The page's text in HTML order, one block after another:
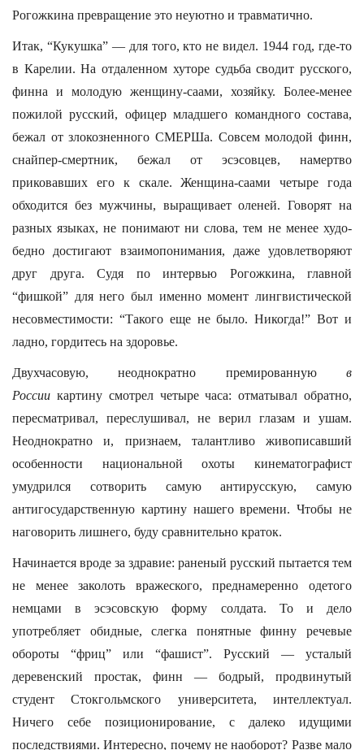
Рогожкина превращение это неуютно и травматично.
Итак, “Кукушка” — для того, кто не видел. 1944 год, где-то
в Карелии. На отдаленном хуторе судьба сводит русского,
финна и молодую женщину-саами, хозяйку. Более-менее
пожилой русский, офицер младшего командного состава,
бежал от злокозненного СМЕРШа. Совсем молодой финн,
снайпер-смертник, бежал от эсэсовцев, намертво
приковавших его к скале. Женщина-саами четыре года
обходится без мужчины, выращивает оленей. Говорят на
разных языках, не понимают ни слова, тем не менее худо-
бедно достигают взаимопонимания, даже удовлетворяют
друг друга. Судя по интервью Рогожкина, главной
“фишкой” для него был именно момент лингвистической
несовместимости: “Такого еще не было. Никогда!” Вот и
ладно, гордитесь на здоровье.
Двухчасовую, неоднократно премированнуюв
России картину смотрел четыре часа: отматывал обратно,
пересматривал, переслушивал, не верил глазам и ушам.
Неоднократно и, признаем, талантливо живописавший
особенности национальной охоты кинематографист
умудрился сотворить самую антирусскую, самую
антигосударственную картину нашего времени. Чтобы не
наговорить лишнего, буду сравнительно краток.
Начинается вроде за здравие: раненый русский пытается тем
не менее заколоть вражеского, преднамеренно одетого
немцами в эсэсовскую форму солдата. То и дело
употребляет обидные, слегка понятные финну речевые
обороты “фриц” или “фашист”. Русский — усталый
деревенский простак, финн — бодрый, продвинутый
студент Стокгольмского университета, интеллектуал.
Ничего себе позиционирование, с далеко идущими
последствиями. Интересно, почему не наоборот? Разве мало